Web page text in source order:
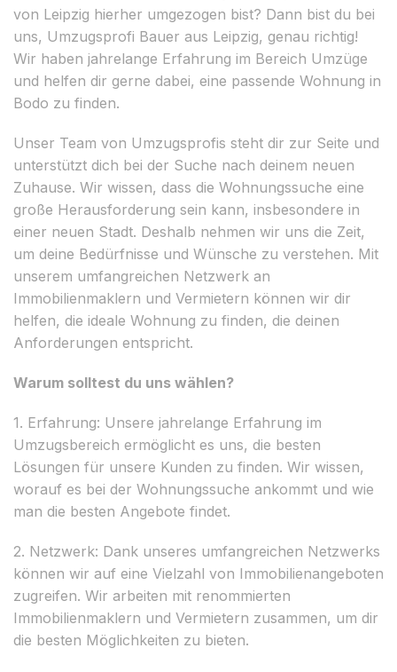
von Leipzig hierher umgezogen bist? Dann bist du bei
uns, Umzugsprofi Bauer aus Leipzig, genau richtig!
Wir haben jahrelange Erfahrung im Bereich Umzüge
und helfen dir gerne dabei, eine passende Wohnung in
Bodo zu finden.
Unser Team von Umzugsprofis steht dir zur Seite und
unterstützt dich bei der Suche nach deinem neuen
Zuhause. Wir wissen, dass die Wohnungssuche eine
große Herausforderung sein kann, insbesondere in
einer neuen Stadt. Deshalb nehmen wir uns die Zeit,
um deine Bedürfnisse und Wünsche zu verstehen. Mit
unserem umfangreichen Netzwerk an
Immobilienmaklern und Vermietern können wir dir
helfen, die ideale Wohnung zu finden, die deinen
Anforderungen entspricht.
Warum solltest du uns wählen?
1. Erfahrung: Unsere jahrelange Erfahrung im
Umzugsbereich ermöglicht es uns, die besten
Lösungen für unsere Kunden zu finden. Wir wissen,
worauf es bei der Wohnungssuche ankommt und wie
man die besten Angebote findet.
2. Netzwerk: Dank unseres umfangreichen Netzwerks
können wir auf eine Vielzahl von Immobilienangeboten
zugreifen. Wir arbeiten mit renommierten
Immobilienmaklern und Vermietern zusammen, um dir
die besten Möglichkeiten zu bieten.